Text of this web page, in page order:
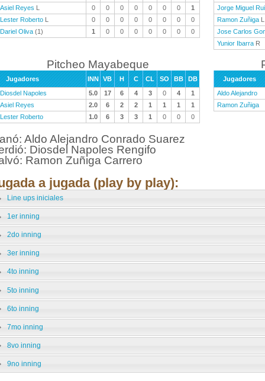
Asiel Reyes L 0 0 0 0 0 0 0
1
Lester Roberto L 0 0 0 0 0 0 0
0
Dariel Oliva (1) 1 0 0 0 0 0 0 0
Jorge Miguel
Ramon Zuñiga L
Jose Carlos
Yunior Ibarra R
Pitcheo Mayabeque
Jugadores INN VB H C CL SO BB
DB
Diosdel Napoles
5.0 17 6 4 3 0 4
1
Asiel Reyes
2.0 6 2 2 1 1 1
1
Lester Roberto
1.0 6 3 3 1 0 0 0
Jugadores
Aldo Alejandro
Ramon Zuñiga
Aldo Alejandro Conrado Suarez
Diosdel Napoles Rengifo
Ramon Zuñiga Carrero
a jugada (play by play):
Line ups iniciales
1er inning
2do inning
3er inning
4to inning
5to inning
6to inning
7mo inning
8vo inning
9no inning